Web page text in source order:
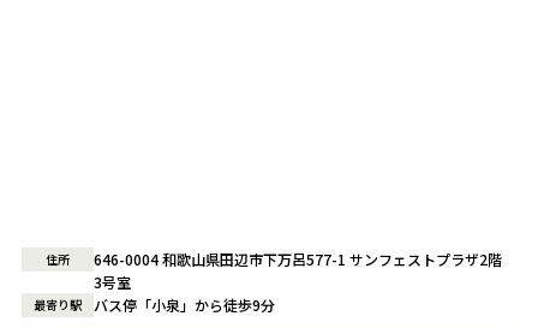
住所
646-0004 和歌山県田辺市下万呂577-1 サンフェストプラザ2階
3号室
最寄り駅 バス停「小泉」から徒歩9分